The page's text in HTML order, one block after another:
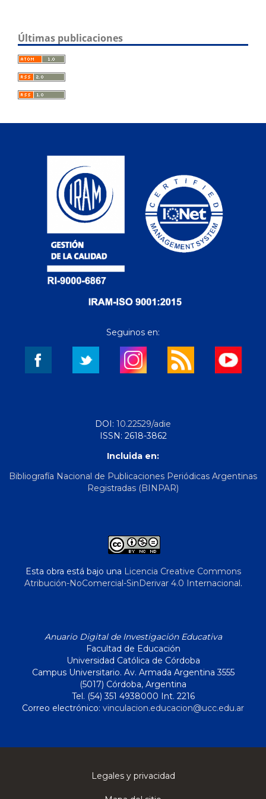
Últimas publicaciones
Seguinos en:
DOI: 10.22529/adie
ISSN: 2618-3862
Incluida en:
Bibliografía Nacional de Publicaciones Periódicas Argentinas
Registradas (BINPAR)
Esta obra está bajo una Licencia Creative Commons
Atribución-NoComercial-SinDerivar 4.0 Internacional.
Anuario Digital de Investigación Educativa
Facultad de Educación
Universidad Católica de Córdoba
Campus Universitario. Av. Armada Argentina 3555
(5017) Córdoba, Argentina
Tel. (54) 351 4938000 Int. 2216
Correo electrónico: vinculacion.educacion@ucc.edu.ar
Legales y privacidad